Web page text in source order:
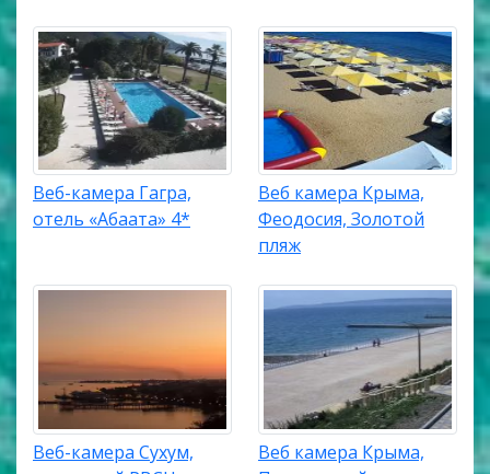
Веб-камера Гагра,
отель «Абаата» 4*
Веб камера Крыма,
Феодосия, Золотой
пляж
Веб-камера Сухум,
Веб камера Крыма,